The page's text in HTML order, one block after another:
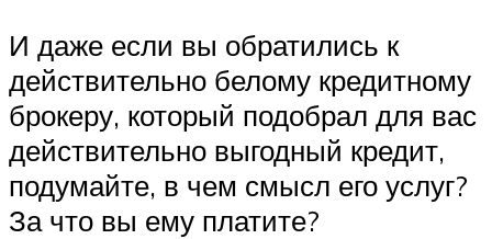
И даже если вы обратились к
действительно белому кредитному
брокеру, который подобрал для вас
действительно выгодный кредит,
подумайте, в чем смысл его услуг?
За что вы ему платите?